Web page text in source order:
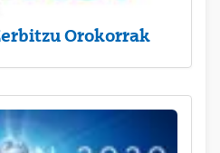
Orokorrak